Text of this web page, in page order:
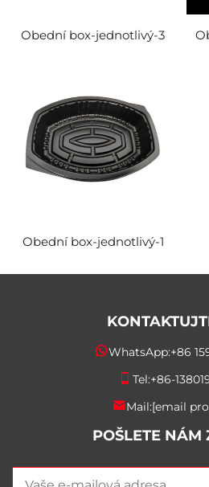
Obední box-jednotlivý-3
Obední box-jednotlivý-1
WhatsApp:+86
Tel:+86-
Mail:[email
POŠLETE NÁM